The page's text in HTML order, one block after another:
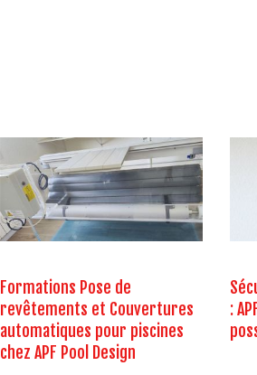
Formations Pose de
revêtements et Couvertures
automatiques pour piscines
chez APF Pool Design
: